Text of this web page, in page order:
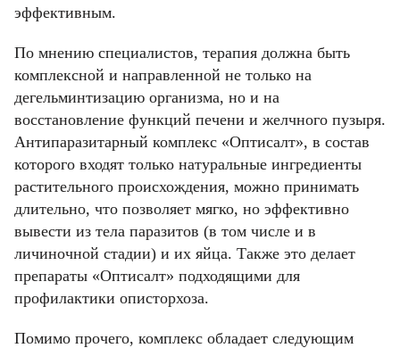
эффективным.
По мнению специалистов, терапия должна быть
комплексной и направленной не только на
дегельминтизацию организма, но и на
восстановление функций печени и желчного пузыря.
Антипаразитарный комплекс «Оптисалт», в состав
которого входят только натуральные ингредиенты
растительного происхождения, можно принимать
длительно, что позволяет мягко, но эффективно
вывести из тела паразитов (в том числе и в
личиночной стадии) и их яйца. Также это делает
препараты «Оптисалт» подходящими для
профилактики описторхоза.
Помимо прочего, комплекс обладает следующим